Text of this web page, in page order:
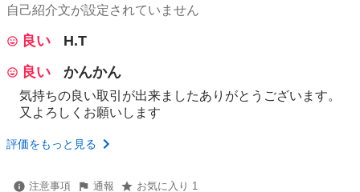
自己紹介文が設定されていません
良い
H.T
良い
かんかん
気持ちの良い取引が出来ましたありがとうございます。
又よろしくお願いします
評価をもっと見る
注意事項 通報 お気に入り 1